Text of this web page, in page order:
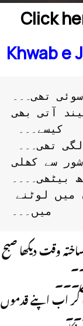
Click
Khwab e
ایسی صورتحال میں بھلا اسے نیند آتی بھی
دوبارہ اسکی آنکھ بچیوں کے شور سے کھلی
میں۔۔۔
وقت دیکھا صبح
اب اپنے قدموں